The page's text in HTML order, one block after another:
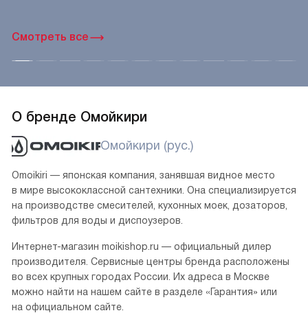
Смотреть все
О бренде Омойкири
Омойкири (рус.)
Omoikiri — японская компания, занявшая видное место
в мире высококлассной сантехники. Она специализируется
на производстве смесителей, кухонных моек, дозаторов,
фильтров для воды и диспоузеров.
Интернет-магазин moikishop.ru — официальный дилер
производителя. Сервисные центры бренда расположены
во всех крупных городах России. Их адреса в Москве
можно найти на нашем сайте в разделе «Гарантия» или
на официальном сайте.